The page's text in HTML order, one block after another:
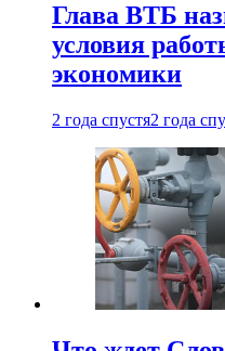
Глава ВТБ
условия
экономики
2 года спустя2 года